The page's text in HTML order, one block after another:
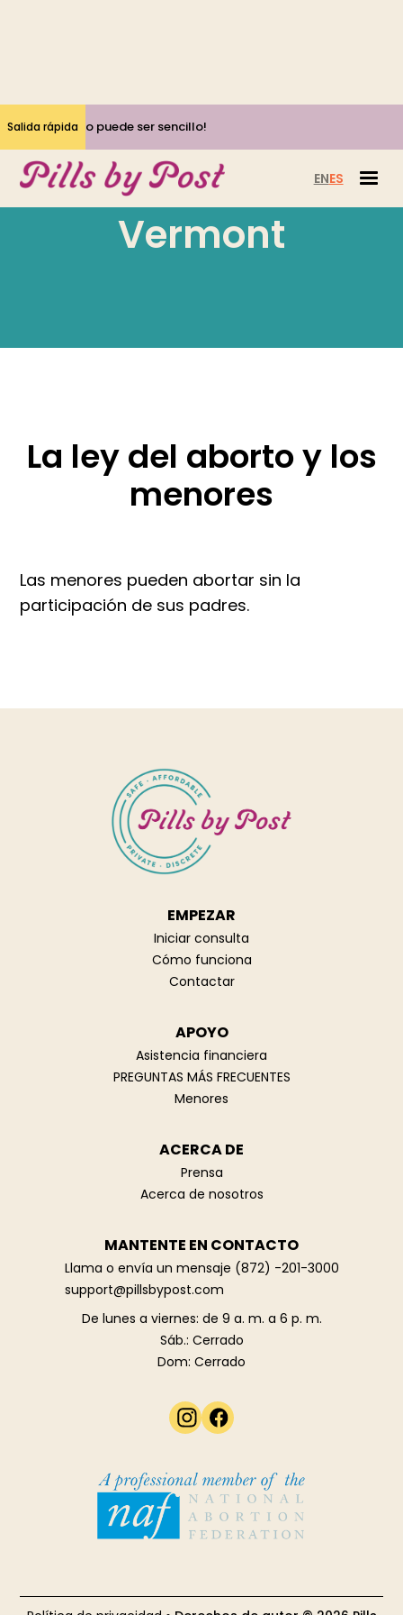
¡Sí, el aborto puede ser sencillo!
Salida rápida
ENES
Vermont
La ley del aborto y los
menores
Las menores pueden abortar sin la
participación de sus padres.
EMPEZAR
Iniciar consulta
Cómo funciona
Contactar
APOYO
Asistencia financiera
PREGUNTAS MÁS FRECUENTES
Menores
ACERCA DE
Prensa
Acerca de nosotros
MANTENTE EN CONTACTO
Llama o envía un mensaje (872) -201-3000
support@pillsbypost.com
De lunes a viernes: de 9 a. m. a 6 p. m.
Sáb.: Cerrado
Dom: Cerrado